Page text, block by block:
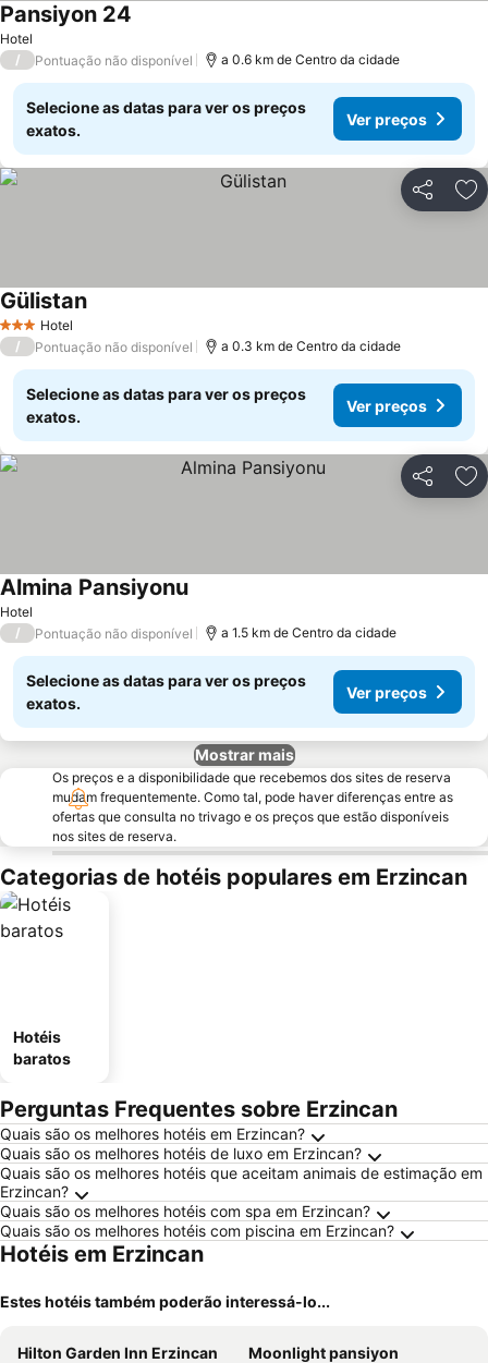
Hotel
Pansiyon 24
/ Pontuação não disponível a 0.6 km de Centro da cidade
Selecione as datas para ver os preços
exatos.
Ver preços
Partilhar
3 EstrelasHotel
GülistanVer preços
/ Pontuação não disponível a 0.3 km de Centro da cidade
Selecione as datas para ver os preços
exatos.
Ver preços
Partilhar
Hotel
Almina PansiyonuVer preços
/ Pontuação não disponível a 1.5 km de Centro da cidade
Selecione as datas para ver os preços
exatos.
Ver preços
Mostrar mais
Os preços e a disponibilidade que recebemos dos sites de reserva
mudam frequentemente. Como tal, pode haver diferenças entre as
ofertas que consulta no trivago e os preços que estão disponíveis
nos sites de reserva.
Categorias de hotéis populares em Erzincan
Hotéis
baratos
Perguntas Frequentes sobre Erzincan
Quais são os melhores hotéis em Erzincan?
Quais são os melhores hotéis de luxo em Erzincan?
Quais são os melhores hotéis que aceitam animais de estimação em
Erzincan?
Quais são os melhores hotéis com spa em Erzincan?
Quais são os melhores hotéis com piscina em Erzincan?
Hotéis em Erzincan
Estes hotéis também poderão interessá-lo...
Hilton Garden Inn Erzincan Moonlight pansiyon